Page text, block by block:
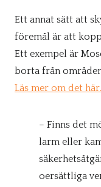
Ett annat sätt att
föremål är att
Ett exempel är
borta från
Läs mer om det här.
– Finns det
larm eller
oersättliga